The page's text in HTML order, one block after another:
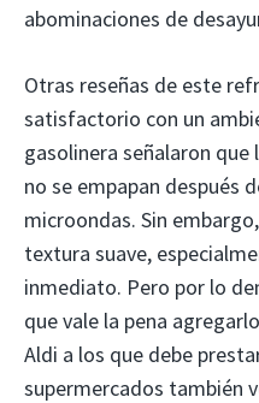
abominaciones de
Otras reseñas de este
satisfactorio con un
gasolinera señalaron que
no se empapan después
microondas. Sin
textura suave,
inmediato. Pero por lo
que vale la pena
Aldi a los que debe
supermercados también